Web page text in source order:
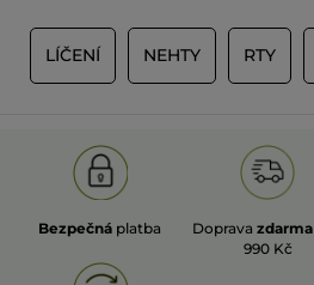
LÍČENÍ NEHTY RTY
Bezpečná platba Doprava zdarma
990 Kč